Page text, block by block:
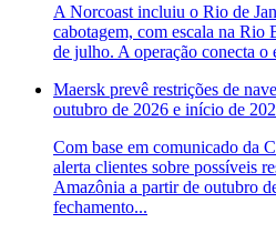
A Norcoast incluiu o Rio de
cabotagem, com escala na Rio
de julho. A operação conecta o
Maersk prevê restrições de
outubro de 2026 e início de
Com base em comunicado da
alerta clientes sobre possíveis
Amazônia a partir de outubro
fechamento...